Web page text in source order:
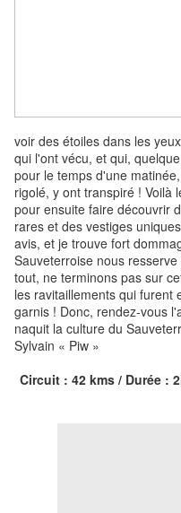
voir des étoiles dans les
qui l'ont vécu, et qui,
pour le temps d'une
rigolé, y ont transpiré ! Voilà
pour ensuite faire découvrir
rares et des vestiges
avis, et je trouve fort
Sauveterroise nous
tout, ne terminons pas sur
les ravitaillements qui furent
garnis ! Donc, rendez-vous
naquit la culture du
Sylvain « Piw »
Circuit : 42 kms / Durée :